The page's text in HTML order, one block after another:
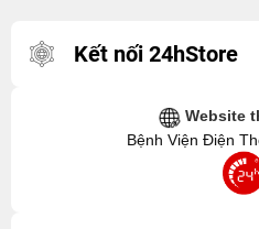
Kết nối 24hStore
Website
Bệnh Viện Điện